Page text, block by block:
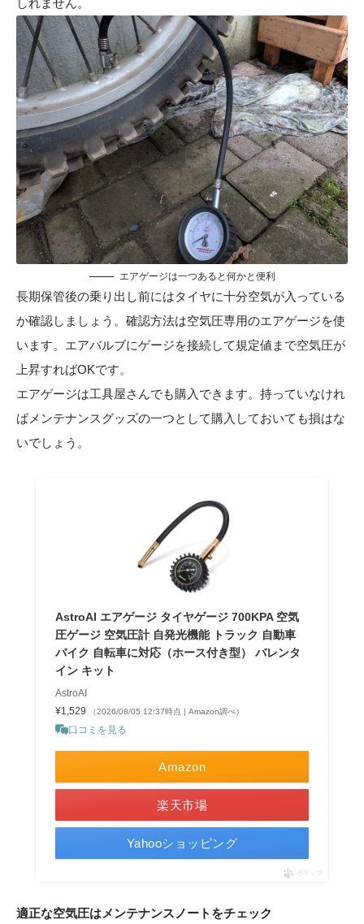
しれません。
エアゲージは一つあると何かと便利
長期保管後の乗り出し前にはタイヤに十分空気が入っている
か確認しましょう。確認方法は空気圧専用のエアゲージを使
います。エアバルブにゲージを接続して規定値まで空気圧が
上昇すればOKです。
エアゲージは工具屋さんでも購入できます。持っていなけれ
ばメンテナンスグッズの一つとして購入しておいても損はな
いでしょう。
AstroAI エアゲージ タイヤゲージ 700KPA 空気
圧ゲージ 空気圧計 自発光機能 トラック 自動車
バイク 自転車に対応（ホース付き型） バレンタ
イン キット
AstroAI
¥1,529
（2026/08/05 12:37時点 | Amazon調べ）
口コミを見る
Amazon
楽天市場
Yahooショッピング
ポチップ
適正な空気圧はメンテナンスノートをチェック